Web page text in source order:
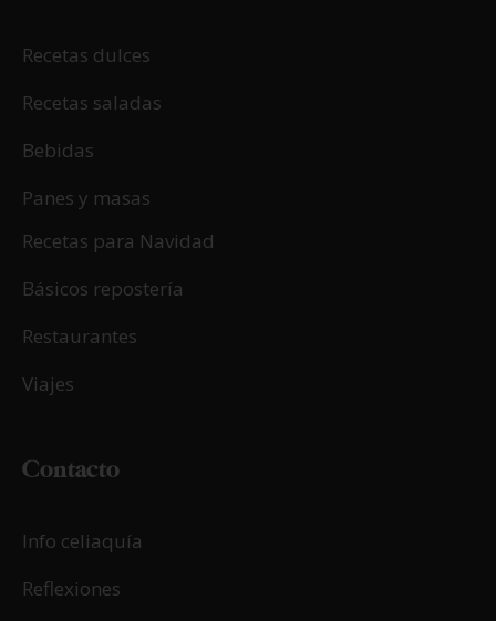
Recetas dulces
Recetas saladas
Bebidas
Panes y masas
Recetas para Navidad
Básicos repostería
Restaurantes
Viajes
Contacto
Info celiaquía
Reflexiones